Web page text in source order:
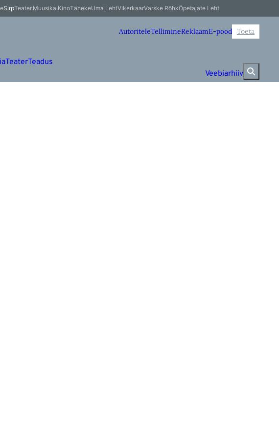
SirpTeater.Muusika.KinoTähekeUma LehtVikerkaarVärske RõhkÕpetajate Leht
AutoriteleTellimineReklaamE-pood Toeta
TeaterTeadus
Veebiarhiiv